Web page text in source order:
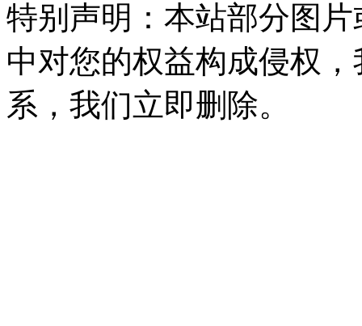
特别声明：本站部分图
中对您的权益构成侵权
系，我们立即删除。